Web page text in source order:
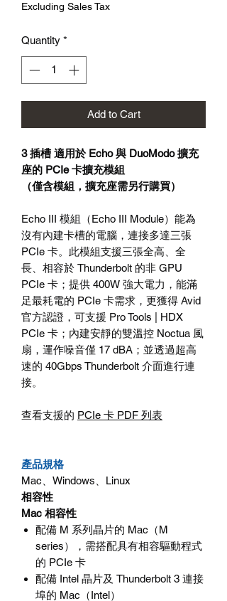
Excluding Sales Tax
Quantity *
Add to Cart
3插槽 適用於Echo與 DuoModo擴充
座的 PCIe卡擴充模組
（僅含模組，擴充座需另行購買）
Echo III 模組（Echo III Module）能為
沒有內建卡槽的電腦，連接多達三張
PCIe 卡。此模組支援三張全高、全
長、相容於 Thunderbolt 的非 GPU
PCIe 卡；提供 400W 強大電力，能滿
足最耗電的 PCIe 卡需求，更獲得 Avid
官方認證，可支援 Pro Tools | HDX
PCIe 卡；內建安靜的雙溫控 Noctua 風
扇，運作噪音僅 17 dBA ；並透過超高
速的 40Gbps Thunderbolt 介面進行連
接。
查看支援的 PCIe 卡 PDF 列表
產品規格
Mac
Windows
Linux
相容性
Mac 相容性
配備 M 系列晶片的 Mac （M
series），需搭配具有相容驅動程式
的 PCIe 卡
配備 Intel 晶片及 Thunderbolt 3 連接
埠的 Mac （Intel）